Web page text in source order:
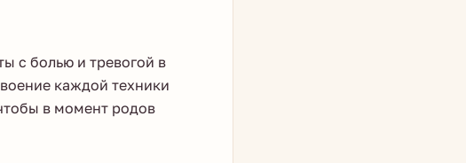
с болью и тревогой в
каждой техники
в момент родов